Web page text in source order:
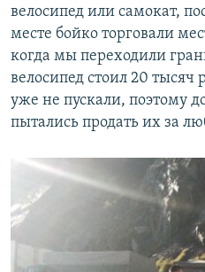
велосипед или самокат,
месте бойко торговали
когда мы переходили
велосипед стоил 20 тысяч
уже не пускали, поэтому
пытались продать их за